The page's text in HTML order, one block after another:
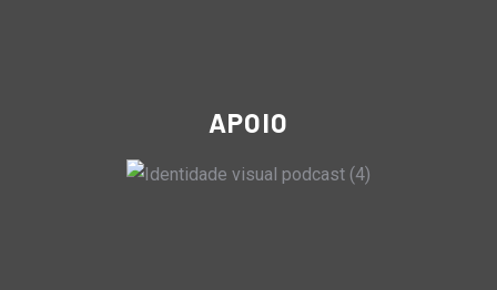
APOIO